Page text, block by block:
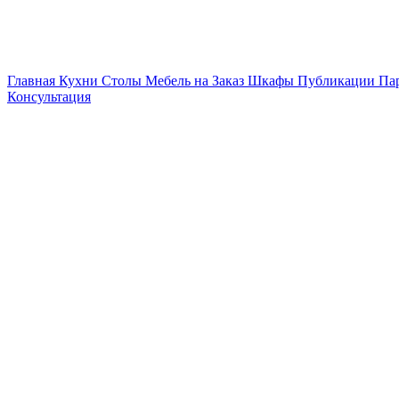
Главная Кухни Столы Мебель на Заказ Шкафы Публикации
Консультация